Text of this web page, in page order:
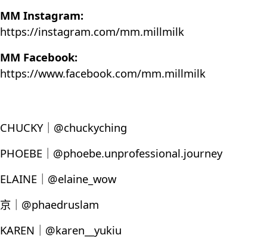
MM Instagram:
https://instagram.com/mm.millmilk
MM Facebook:
https://www.facebook.com/mm.millmilk
CHUCKY｜@chuckyching
PHOEBE｜@phoebe.unprofessional.journey
ELAINE｜@elaine_wow
京｜@phaedruslam
KAREN｜@karen__yukiu